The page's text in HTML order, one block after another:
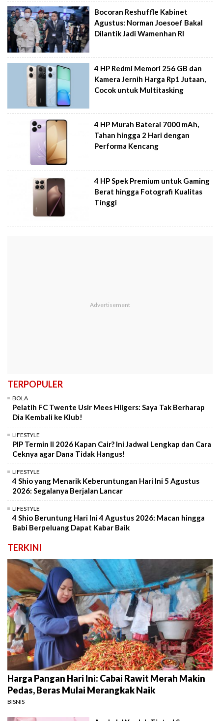
Bocoran Reshuffle Kabinet
Agustus: Norman Joesoef Bakal
Dilantik Jadi Wamenhan RI
4 HP Redmi Memori 256 GB dan
Kamera Jernih Harga Rp1 Jutaan,
Cocok untuk Multitasking
4 HP Murah Baterai 7000 mAh,
Tahan hingga 2 Hari dengan
Performa Kencang
4 HP Spek Premium untuk Gaming
Berat hingga Fotografi Kualitas
Tinggi
TERPOPULER
BOLA
Pelatih FC Twente Usir Mees Hilgers: Saya Tak Berharap
Dia Kembali ke Klub!
LIFESTYLE
PIP Termin II 2026 Kapan Cair? Ini Jadwal Lengkap dan Cara
Ceknya agar Dana Tidak Hangus!
LIFESTYLE
4 Shio yang Menarik Keberuntungan Hari Ini 5 Agustus
2026: Segalanya Berjalan Lancar
LIFESTYLE
4 Shio Beruntung Hari Ini 4 Agustus 2026: Macan hingga
Babi Berpeluang Dapat Kabar Baik
TERKINI
Harga Pangan Hari Ini: Cabai Rawit Merah Makin
Pedas, Beras Mulai Merangkak Naik
BISNIS